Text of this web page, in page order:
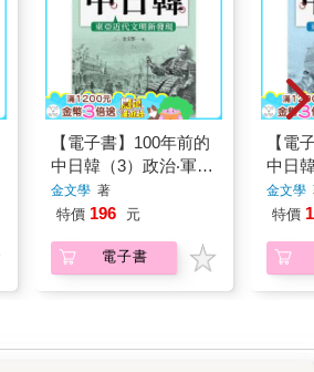
【電子書】100年前的
中日韓（3）政治‧軍事
篇──東亞近代文明新
發現
金文學 著
特價 196 元
電子書
【電
中日
篇──
發現
金文學
特價